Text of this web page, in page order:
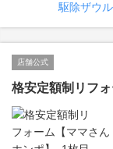
駆除ザウ
店舗公式
格安定額制リフォ